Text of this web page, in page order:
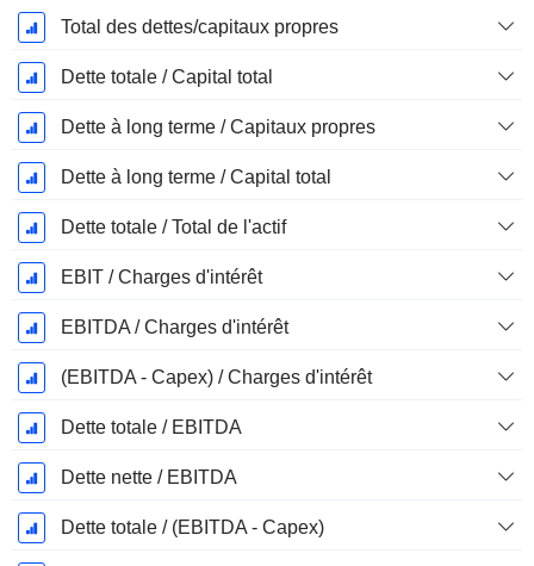
Total des dettes/capitaux propres
Dette totale / Capital total
Dette à long terme / Capitaux propres
Dette à long terme / Capital total
Dette totale / Total de l'actif
EBIT / Charges d'intérêt
EBITDA / Charges d'intérêt
(EBITDA - Capex) / Charges d'intérêt
Dette totale / EBITDA
Dette nette / EBITDA
Dette totale / (EBITDA - Capex)